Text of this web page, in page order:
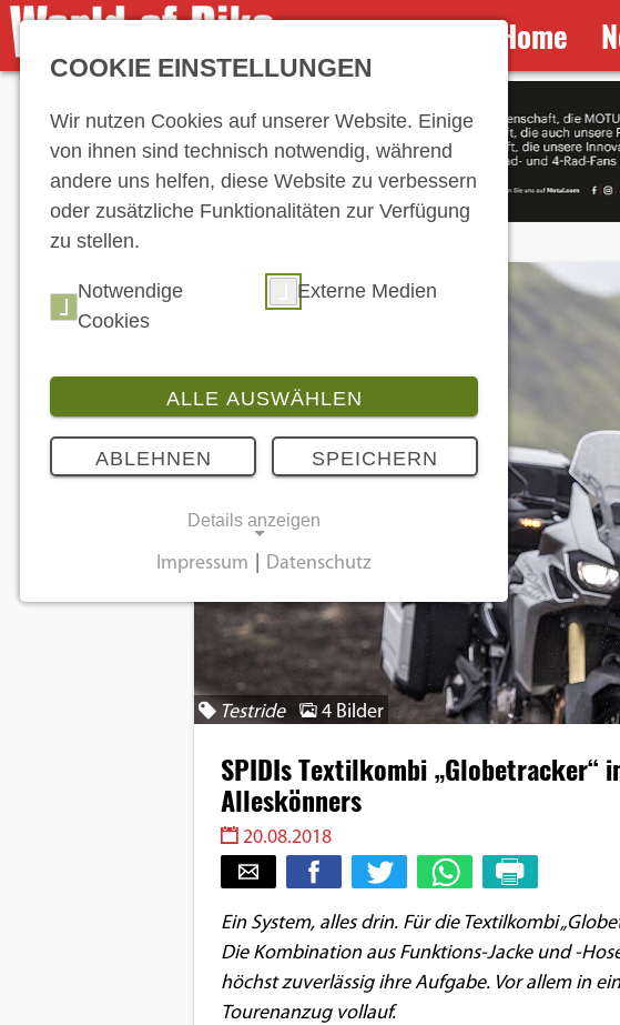
Home
Testride 4 Bilder
SPIDIs Textilkombi „Globetracker“
Alleskönners
20.08.2018
Ein System, alles drin. Für die Textilkombi
Die Kombination aus Funktions-Jacke und -
höchst zuverlässig ihre Aufgabe. Vor allem in
Tourenanzug vollauf.
COOKIE EINSTELLUNGEN
Wir nutzen Cookies auf unserer Website. Einige
von ihnen sind technisch notwendig, während
andere uns helfen, diese Website zu verbessern
oder zusätzliche Funktionalitäten zur Verfügung
zu stellen.
Notwendige
Cookies
Externe Medien
ALLE AUSWÄHLEN
ABLEHNEN SPEICHERN
Details anzeigen
Notwendige Cookies ermöglichen
grundlegende Funktionen und sind für die
einwandfreie Funktion der Website
Einverständnis-Cookie
Dieser Cookie speichert die
Einverständnis-Optionen des
Impressum Datenschutz